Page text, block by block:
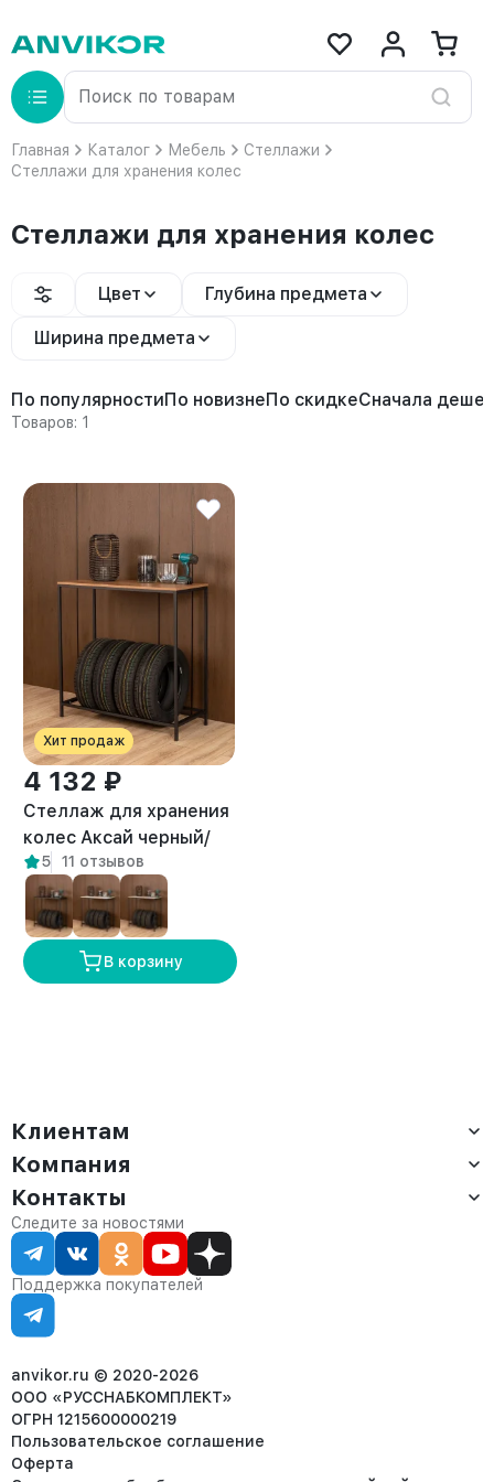
Главная Каталог Мебель
Стеллажи
Стеллажи для хранения колес
Стеллажи для хранения колес
Цвет Глубина предмета
Ширина предмета
По популярностиПо новизнеПо скидкеСначала
Товаров: 1
Хит продаж
4 132 ₽
Стеллаж для хранения
колес Аксай черный/
амаретто
5 11 отзывов
В корзину
Клиентам
Доставка
Оплата
Сервис
Статус заказа
Статьи
Компания
О компании
Контакты
Партнёрам
Контакты
Отдел продаж:
8 (800) 234-22-62
corp@anvikor.ru
Ежедневно, с 7:00-19:00 (МСК)
Отдел рекламации:
8 (953) 455-25-61
Следите за новостями
Поддержка покупателей
anvikor.ru © 2020-2026
ООО «РУССНАБКОМПЛЕКТ»
ОГРН 1215600000219
Пользовательское соглашение
Оферта